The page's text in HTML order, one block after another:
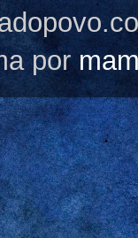
por